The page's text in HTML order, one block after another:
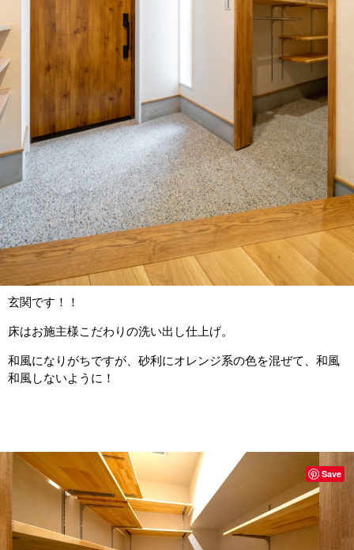
玄関です！！
床はお施主様こだわりの洗い出し仕上げ。
和風になりがちですが、砂利にオレンジ系の色を混ぜて、和風
和風しないように！
Save